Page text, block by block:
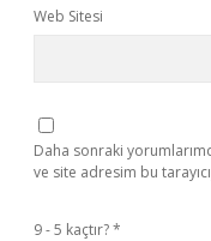
Web Sitesi
Daha sonraki
ve site adresim bu
9 - 5 kaçtır?*